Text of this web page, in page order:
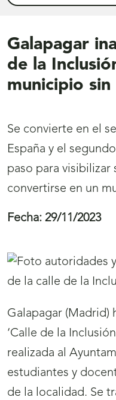
Galapagar
de la
municipio sin
Se convierte en el
España y el
paso para visibilizar
convertirse en un
Fecha: 29/11/2023
Galapagar (Madrid)
‘Calle de la
realizada al
estudiantes y
de la localidad. Se